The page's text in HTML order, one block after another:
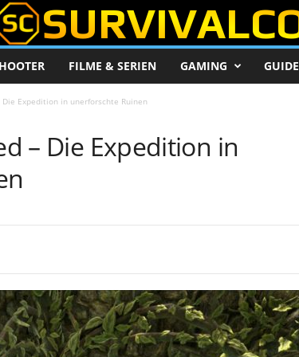
FILME & SERIEN GAMING
Die Expedition in unerforschte Ruinen
– Die Expedition in